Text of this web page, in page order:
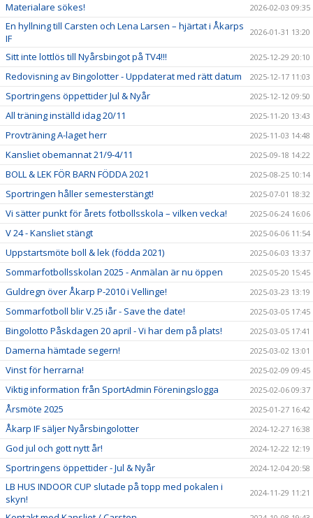
Materialare sökes! 2026-02-03 09:35
En hyllning till Carsten och Lena Larsen – hjärtat i Åkarps
IF
2026-01-31 13:20
Sitt inte lottlös till Nyårsbingot på TV4!!! 2025-12-29 20:10
Redovisning av Bingolotter - Uppdaterat med rätt datum 2025-12-17 11:03
Sportringens öppettider Jul & Nyår 2025-12-12 09:50
All träning inställd idag 20/11 2025-11-20 13:43
Provträning A-laget herr 2025-11-03 14:48
Kansliet obemannat 21/9-4/11 2025-09-18 14:22
BOLL & LEK FÖR BARN FÖDDA 2021 2025-08-25 10:14
Sportringen håller semesterstängt! 2025-07-01 18:32
Vi sätter punkt för årets fotbollsskola – vilken vecka! 2025-06-24 16:06
V 24 - Kansliet stängt 2025-06-06 11:54
Uppstartsmöte boll & lek (födda 2021) 2025-06-03 13:37
Sommarfotbollsskolan 2025 - Anmälan är nu öppen 2025-05-20 15:45
Guldregn över Åkarp P-2010 i Vellinge! 2025-03-23 13:19
Sommarfotboll blir V.25 iår - Save the date! 2025-03-05 17:45
Bingolotto Påskdagen 20 april - Vi har dem på plats! 2025-03-05 17:41
Damerna hämtade segern! 2025-03-02 13:01
Vinst för herrarna! 2025-02-09 09:45
Viktig information från SportAdmin Föreningslogga 2025-02-06 09:37
Årsmöte 2025 2025-01-27 16:42
Åkarp IF säljer Nyårsbingolotter 2024-12-27 16:38
God jul och gott nytt år! 2024-12-22 12:19
Sportringens öppettider - Jul & Nyår 2024-12-04 20:58
LB HUS INDOOR CUP slutade på topp med pokalen i
skyn!
2024-11-29 11:21